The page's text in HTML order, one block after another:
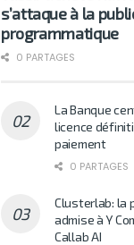
s’attaque à la
programmatique
0 PARTAGES
La Banque
licence
paiement
0 PARTAGES
Clusterlab: la
admise à Y
Callab AI